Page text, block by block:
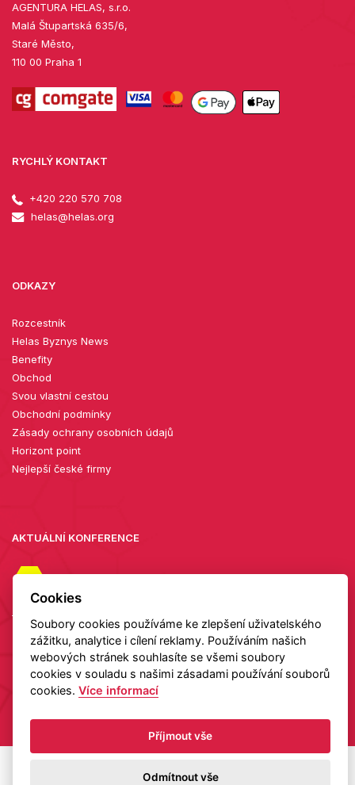
AGENTURA HELAS, s.r.o.
Malá Štupartská 635/6,
Staré Město,
110 00 Praha 1
RYCHLÝ KONTAKT
+420 220 570 708
helas@helas.org
ODKAZY
Rozcestník
Helas Byznys News
Benefity
Obchod
Svou vlastní cestou
Obchodní podmínky
Zásady ochrany osobních údajů
Horizont point
Nejlepší české firmy
AKTUÁLNÍ KONFERENCE
Detail
Copyright 2026 HELAS
Cookies
Soubory cookies používáme ke zlepšení uživatelského
zážitku, analytice i cílení reklamy. Používáním našich
webových stránek souhlasíte se všemi soubory
cookies v souladu s našimi zásadami používání souborů
cookies.Více informací
Příjmout vše
Odmítnout vše